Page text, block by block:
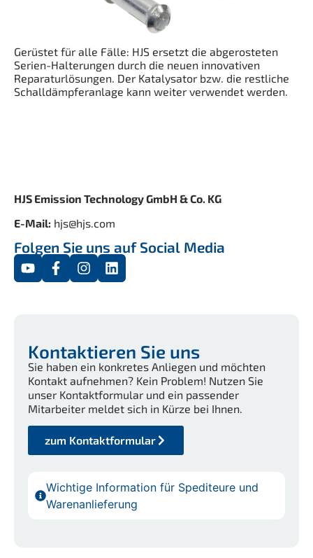
Gerüstet für alle Fälle: HJS ersetzt die abgerosteten
Serien-Halterungen durch die neuen innovativen
Reparaturlösungen. Der Katalysator bzw. die restliche
Schalldämpferanlage kann weiter verwendet werden.
HJS Emission Technology GmbH & Co. KG
E-Mail: hjs@hjs.com
Folgen Sie uns auf Social Media
Kontaktieren Sie uns
Sie haben ein konkretes Anliegen und möchten
Kontakt aufnehmen? Kein Problem! Nutzen Sie
unser Kontaktformular und ein passender
Mitarbeiter meldet sich in Kürze bei Ihnen.
zum Kontaktformular
Wichtige Information für Spediteure und
Warenanlieferung